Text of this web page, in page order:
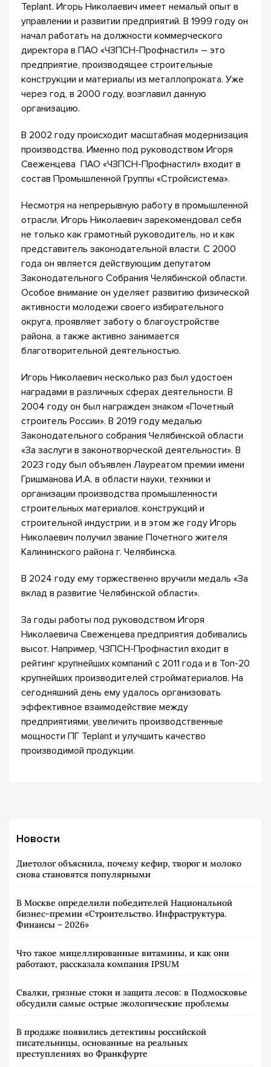
Teplant. Игорь Николаевич имеет немалый опыт в
управлении и развитии предприятий. В 1999 году он
начал работать на должности коммерческого
директора в ПАО «ЧЗПСН-Профнастил» – это
предприятие, производящее строительные
конструкции и материалы из металлопроката. Уже
через год, в 2000 году, возглавил данную
организацию.
В 2002 году происходит масштабная модернизация
производства. Именно под руководством Игоря
Свеженцева ПАО «ЧЗПСН-Профнастил» входит в
состав Промышленной Группы «Стройсистема».
Несмотря на непрерывную работу в промышленной
отрасли, Игорь Николаевич зарекомендовал себя
не только как грамотный руководитель, но и как
представитель законодательной власти. С 2000
года он является действующим депутатом
Законодательного Собрания Челябинской области.
Особое внимание он уделяет развитию физической
активности молодежи своего избирательного
округа, проявляет заботу о благоустройстве
района, а также активно занимается
благотворительной деятельностью.
Игорь Николаевич несколько раз был удостоен
наградами в различных сферах деятельности. В
2004 году он был награжден знаком «Почетный
строитель России». В 2019 году медалью
Законодательного собрания Челябинской области
«За заслуги в законотворческой деятельности». В
2023 году был объявлен Лауреатом премии имени
Гришманова И.А. в области науки, техники и
организации производства промышленности
строительных материалов, конструкций и
строительной индустрии, и в этом же году Игорь
Николаевич получил звание Почетного жителя
Калининского района г. Челябинска.
В 2024 году ему торжественно вручили медаль «За
вклад в развитие Челябинской области».
За годы работы под руководством Игоря
Николаевича Свеженцева предприятия добивались
высот. Например, ЧЗПСН-Профнастил входит в
рейтинг крупнейших компаний с 2011 года и в Топ-20
крупнейших производителей стройматериалов. На
сегодняшний день ему удалось организовать
эффективное взаимодействие между
предприятиями, увеличить производственные
мощности ПГ Teplant и улучшить качество
производимой продукции.
Новости
Диетолог объяснила, почему кефир, творог и молоко
снова становятся популярными
В Москве определили победителей Национальной
бизнес-премии «Строительство. Инфраструктура.
Финансы – 2026»
Что такое мицеллированные витамины, и как они
работают, рассказала компания IPSUM
Свалки, грязные стоки и защита лесов: в Подмосковье
обсудили самые острые экологические проблемы
В продаже появились детективы российской
писательницы, основанные на реальных
преступлениях во Франкфурте